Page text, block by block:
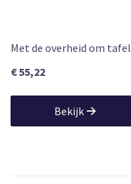
Met de overheid om tafel
€ 55,22
Bekijk